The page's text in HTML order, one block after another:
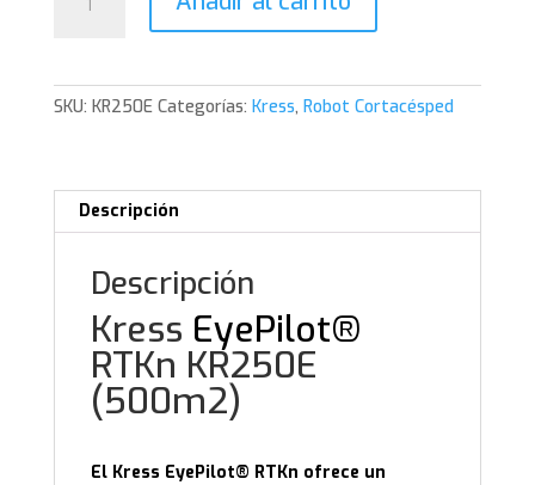
cantidad
SKU: KR250E Categorías: Kress, Robot Cortacésped
Descripción
Descripción
Kress EyePilot®
RTKn KR250E
(500m2)
El Kress EyePilot® RTKn ofrece un